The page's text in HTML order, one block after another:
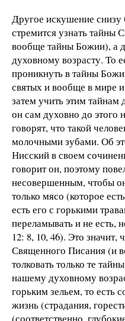
Другое искушение снизу
стремится узнать тайны
вообще тайны Божии), а
духовному возрасту. То
проникнуть в тайны
святых и вообще в мире
затем учить этим тайнам
он сам духовно до этого
говорят, что такой
молочными зубами. Об
Нисский в своем
говорит он, поэтому
несовершенным, чтобы
только мясо (которое
есть его с горькими
переламывать и не есть,
12: 8, 10, 46). Это
Священного Писания (и
толковать только те
нашему духовному
горьким зельем, то есть
жизнь (страдания,